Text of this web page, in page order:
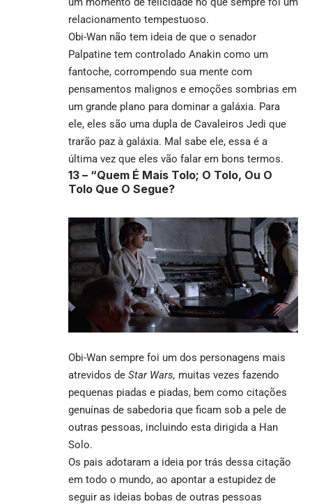
relacionamento tempestuoso.
Obi-Wan não tem ideia de que o senador
Palpatine tem controlado Anakin como um
fantoche, corrompendo sua mente com
pensamentos malignos e emoções sombrias em
um grande plano para dominar a galáxia. Para
ele, eles são uma dupla de Cavaleiros Jedi que
trarão paz à galáxia. Mal sabe ele, essa é a
última vez que eles vão falar em bons termos.
13 – “Quem É Mais Tolo; O Tolo, Ou O
Tolo Que O Segue?
Obi-Wan sempre foi um dos personagens mais
atrevidos de Star Wars, muitas vezes fazendo
pequenas piadas e piadas, bem como citações
genuínas de sabedoria que ficam sob a pele de
outras pessoas, incluindo esta dirigida a Han
Solo.
Os pais adotaram a ideia por trás dessa citação
em todo o mundo, ao apontar a estupidez de
seguir as ideias bobas de outras pessoas